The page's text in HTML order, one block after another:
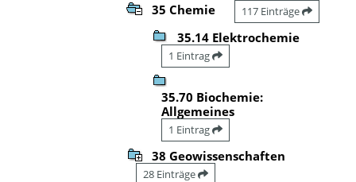
35 Chemie 117 Einträge
35.14 Elektrochemie
1 Eintrag
35.70 Biochemie:
Allgemeines
1 Eintrag
38 Geowissenschaften
28 Einträge